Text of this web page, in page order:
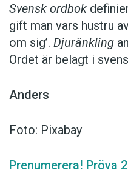
Svensk ordbok
gift man vars hustru
om sig’. Djuränkling
Ordet är belagt i
Anders
Foto: Pixabay
Prenumerera! Pröva